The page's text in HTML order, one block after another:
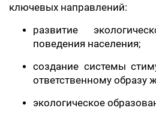
ключевых направлений:
развитие
поведения населения;
создание системы
ответственному образу
экологическое